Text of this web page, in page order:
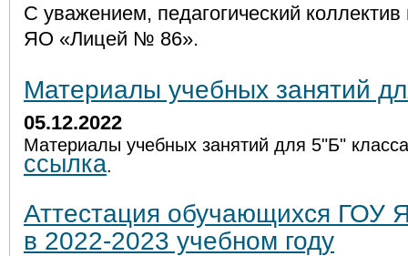
С уважением, педагогический
ЯО «Лицей № 86».
Материалы учебных занятий
05.12.2022
Материалы учебных занятий для 5"Б"
ссылка.
Аттестация обучающихся
в 2022-2023 учебном году